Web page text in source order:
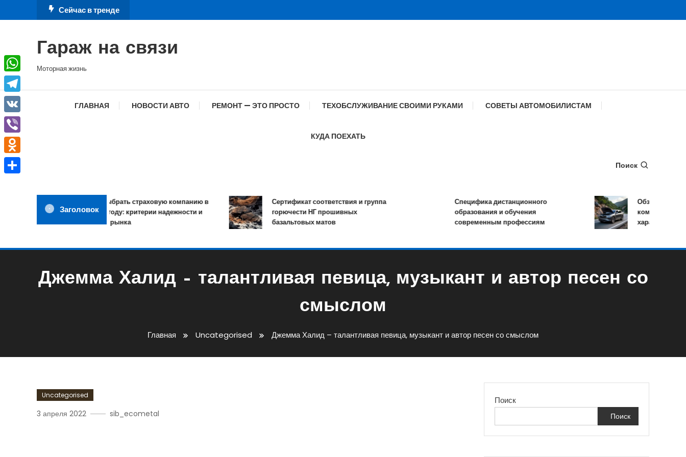
к
Сейчас в тренде
Гараж на связи
Моторная жизнь
ГЛАВНАЯ НОВОСТИ АВТО РЕМОНТ — ЭТО ПРОСТО ТЕХОБСЛУЖИВАНИЕ СВОИМИ РУКАМИ СОВЕТЫ АВТОМОБИЛИСТАМ
КУДА ПОЕХАТЬ
Поиск
Заголовок
Как выбрать страховую компанию в
2026 году: критерии надежности и
обзор рынка
Сертификат соответствия и группа
горючести НГ прошивных
базальтовых матов
Специфика дистанционного
образования и обучения
современным профессиям
Обзор TANK 500:
комплектации и
характеристики
Джемма Халид – талантливая певица, музыкант и автор песен со
смыслом
Главная Uncategorised Джемма Халид – талантливая певица, музыкант и автор песен со смыслом
Uncategorised
3 апреля 2022 sib_ecometal
Поиск
Поиск
WhatsApp
Telegram
VK
Viber
Odnoklassniki